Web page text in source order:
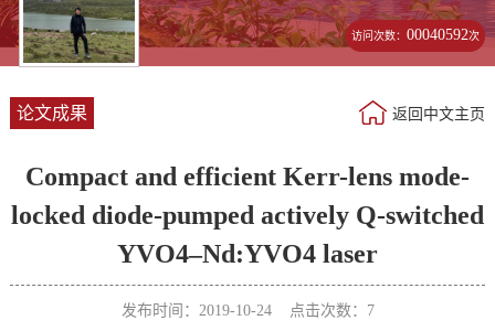
访问次数：00040592次
论文成果 返回中文主页
Compact and efficient Kerr-lens mode-
locked diode-pumped actively Q-switched
YVO4–Nd:YVO4 laser
发布时间：2019-10-24 点击次数： 7